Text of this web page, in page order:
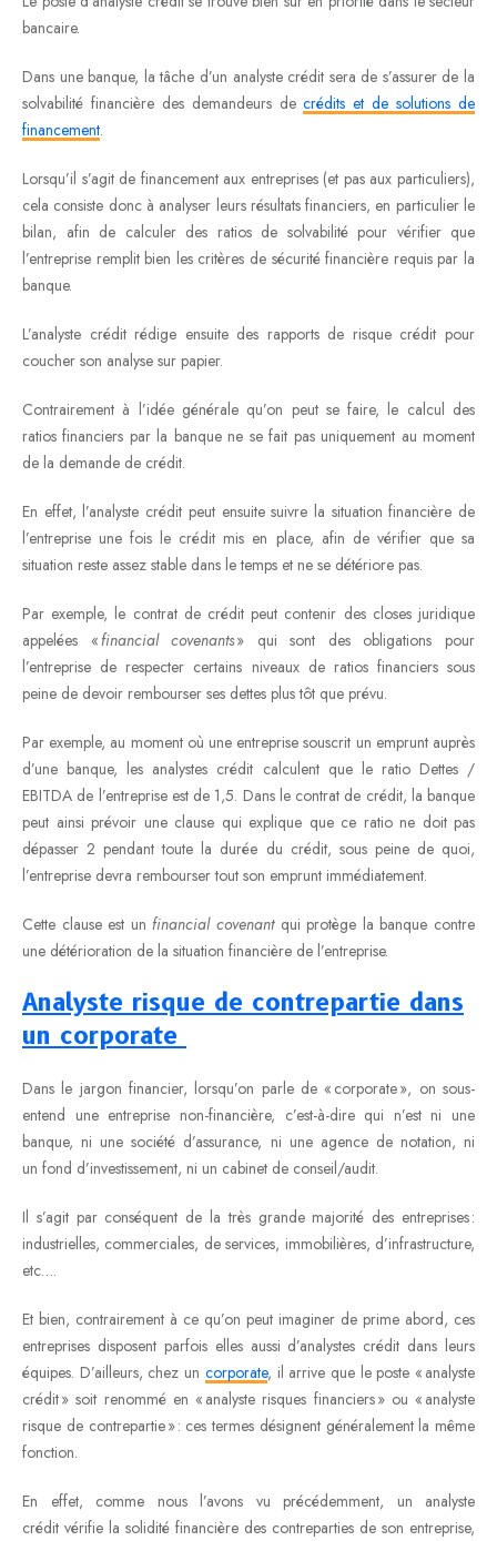
bancaire.
Dans une banque, la tâche d’un analyste crédit sera de s’assurer de la
solvabilité financière des demandeurs decrédits et de solutions de
financement.
Lorsqu’il s’agit de financement aux entreprises (et pas aux particuliers),
cela consiste donc à analyser leurs résultats financiers, en particulier le
bilan, afin de calculer des ratios de solvabilité pour vérifier que
l’entreprise remplit bien les critères de sécurité financière requis par la
banque.
L’analyste crédit rédige ensuite des rapports de risque crédit pour
coucher son analyse sur papier.
Contrairement à l’idée générale qu’on peut se faire, le calcul des
ratios financiers par la banque ne se fait pas uniquement au moment
de la demande de crédit.
En effet, l’analyste crédit peut ensuite suivre la situation financière de
l’entreprise une fois le crédit mis en place, afin de vérifier que sa
situation reste assez stable dans le temps et ne se détériore pas.
Par exemple, le contrat de crédit peut contenir des closes juridique
appelées «financial covenants» qui sont des obligations pour
l’entreprise de respecter certains niveaux de ratios financiers sous
peine de devoir rembourser ses dettes plus tôt que prévu.
Par exemple, au moment où une entreprise souscrit un emprunt auprès
d’une banque, les analystes crédit calculent que le ratio Dettes /
EBITDA de l’entreprise est de 1,5. Dans le contrat de crédit, la banque
peut ainsi prévoir une clause qui explique que ce ratio ne doit pas
dépasser 2 pendant toute la durée du crédit, sous peine de quoi,
l’entreprise devra rembourser tout son emprunt immédiatement.
Cette clause est unfinancial covenantqui protège la banque contre
une détérioration de la situation financière de l’entreprise.
Analyste risque de contrepartie dans
un corporate
Dans le jargon financier, lorsqu’on parle de « corporate », on sous-
entend une entreprise non-financière, c’est-à-dire qui n’est ni une
banque, ni une société d’assurance, ni une agence de notation, ni
un fond d’investissement, ni un cabinet de conseil/audit.
Il s’agit par conséquent de la très grande majorité des entreprises :
industrielles, commerciales, de services, immobilières, d’infrastructure,
etc….
Et bien, contrairement à ce qu’on peut imaginer de prime abord, ces
entreprises disposent parfois elles aussi d’analystes crédit dans leurs
équipes. D’ailleurs, chez un corporate, il arrive que le poste « analyste
crédit » soit renommé en « analyste risques financiers » ou « analyste
risque de contrepartie » : ces termes désignent généralement la même
fonction.
En effet, comme nous l’avons vu précédemment, un analyste
crédit vérifie la solidité financière des contreparties de son entreprise,